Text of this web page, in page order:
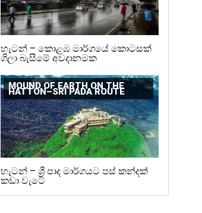
හැටන් – කොළඹ මාර්ගයේ කොටසක්
ගිලා බැසීමේ අවදානමක
MOUND OF EARTH ON THE
HATTON–SRI PADA ROUTE
හැටන් – ශ්‍රී පාද මාර්ගයට පස් කන්දක්
කඩා වැටේ